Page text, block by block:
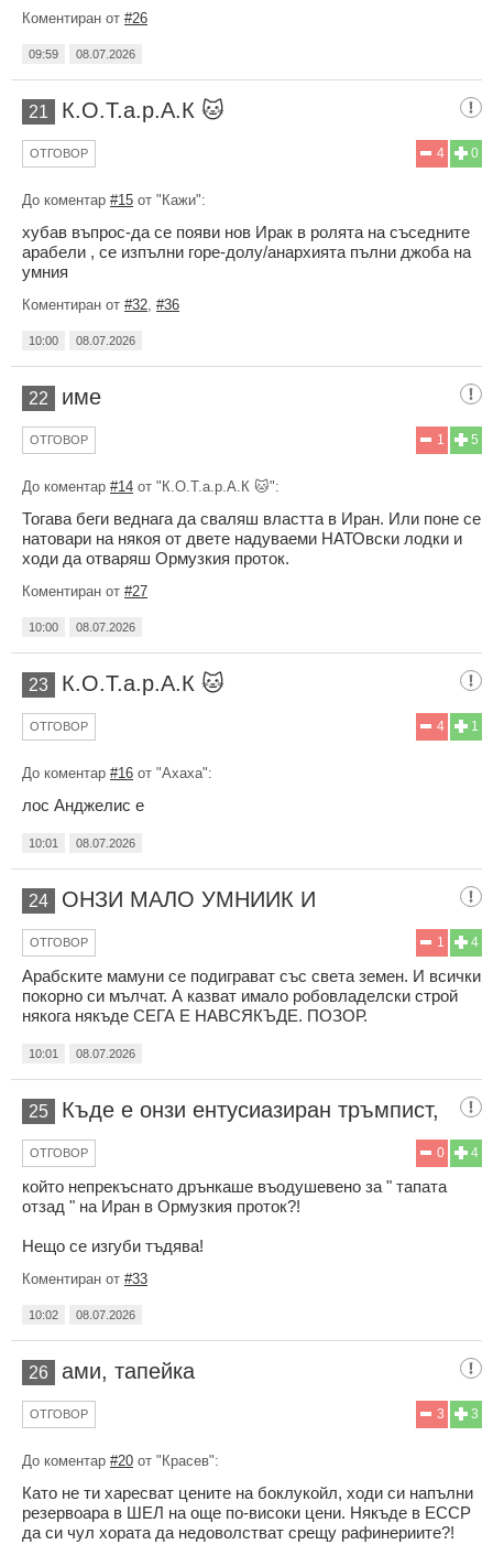
Коментиран от #26
09:59 08.07.2026
21 К.О.Т.а.р.А.К 🐱
0
4
ОТГОВОР
До коментар #15 от "Кажи":
хубав въпрос-да се появи нов Ирак в ролята на съседните
арабели , се изпълни горе-долу/анархията пълни джоба на
умния
Коментиран от #32 #36
10:00 08.07.2026
22 име
5
1
ОТГОВОР
До коментар #14 от "К.О.Т.а.р.А.К 🐱":
Тогава беги веднага да сваляш властта в Иран. Или поне се
натовари на някоя от двете надуваеми НАТОвски лодки и
ходи да отваряш Ормузкия проток.
Коментиран от #27
10:00 08.07.2026
23 К.О.Т.а.р.А.К 🐱
1
4
ОТГОВОР
До коментар #16 от "Ахаха":
лос Анджелис е
10:01 08.07.2026
24 ОНЗИ МАЛО УМНИИК И
4
1
ОТГОВОР
Арабските мамуни се подиграват със света земен. И всички
покорно си мълчат. А казват имало робовладелски строй
някога някъде СЕГА Е НАВСЯКЪДЕ. ПОЗОР.
10:01 08.07.2026
25 Къде е онзи ентусиазиран тръмпист,
4
0
ОТГОВОР
който непрекъснато дрънкаше въодушевено за " тапата
отзад " на Иран в Ормузкия проток?!
Нещо се изгуби тъдява!
Коментиран от #33
10:02 08.07.2026
26 ами, тапейка
3
3
ОТГОВОР
До коментар #20 от "Красев":
Като не ти харесват цените на боклукойл, ходи си напълни
резервоара в ШЕЛ на още по-високи цени. Някъде в ЕССР
да си чул хората да недоволстват срещу рафинериите?!